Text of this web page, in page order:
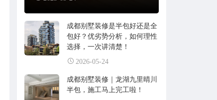
成都别墅装修是半包好还是全
包好？优劣势分析，如何理性
选择，一次讲清楚！
2026-05-24
成都别墅装修｜龙湖九里晴川
半包，施工马上完工啦！